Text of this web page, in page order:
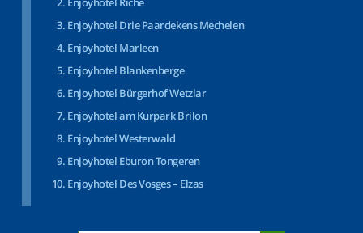
Enjoyhotel Drie Paardekens Mechelen
Enjoyhotel Marleen
Enjoyhotel Blankenberge
Enjoyhotel Bürgerhof Wetzlar
Enjoyhotel am Kurpark Brilon
Enjoyhotel Westerwald
Enjoyhotel Eburon Tongeren
Enjoyhotel Des Vosges – Elzas